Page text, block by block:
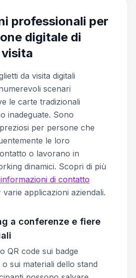
professionali per
digitale di
da visita digitali
scenari
le carte tradizionali
inadeguate. Sono
per persone che
le loro
o lavorano in
dinamici. Scopri di più
di contatto
applicazioni aziendali.
a conferenze e fiere
QR code sui badge
o sui materiali dello stand